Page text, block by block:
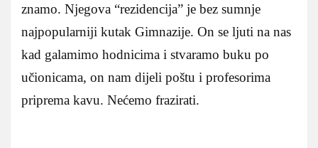
znamo. Njegova “rezidencija” je bez sumnje
najpopularniji kutak Gimnazije. On se ljuti na nas
kad galamimo hodnicima i stvaramo buku po
učionicama, on nam dijeli poštu i profesorima
priprema kavu. Nećemo frazirati.